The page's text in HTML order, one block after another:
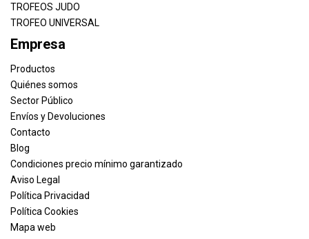
TROFEOS JUDO
TROFEO UNIVERSAL
Empresa
Productos
Quiénes somos
Sector Público
Envíos y Devoluciones
Contacto
Blog
Condiciones precio mínimo garantizado
Aviso Legal
Política Privacidad
Política Cookies
Mapa web